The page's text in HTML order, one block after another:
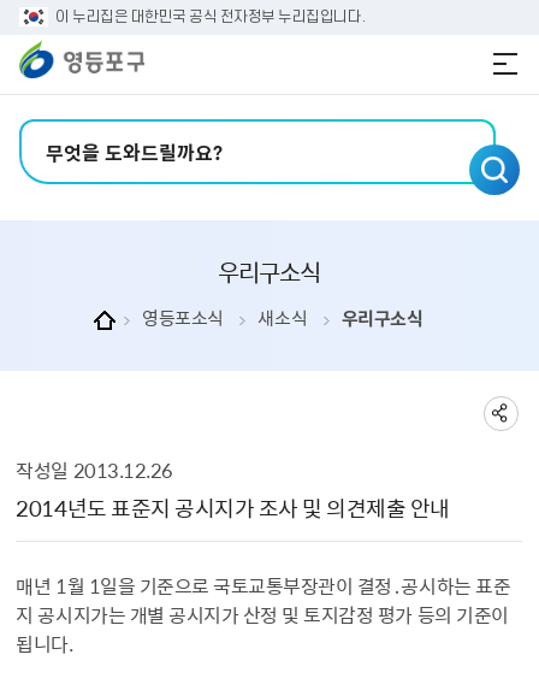
본문 바로가기
주메뉴 바로가기
이 누리집은 대한민국 공식 전자정부 누리집입니다.
우리구소식
영등포소식 새소식 우리구소식
작성일 2013.12.26
2014년도 표준지 공시지가 조사 및 의견제출 안내
매년 1월 1일을 기준으로 국토교통부장관이 결정․공시하는 표준
지 공시지가는 개별 공시지가 산정 및 토지감정 평가 등의 기준이
됩니다.